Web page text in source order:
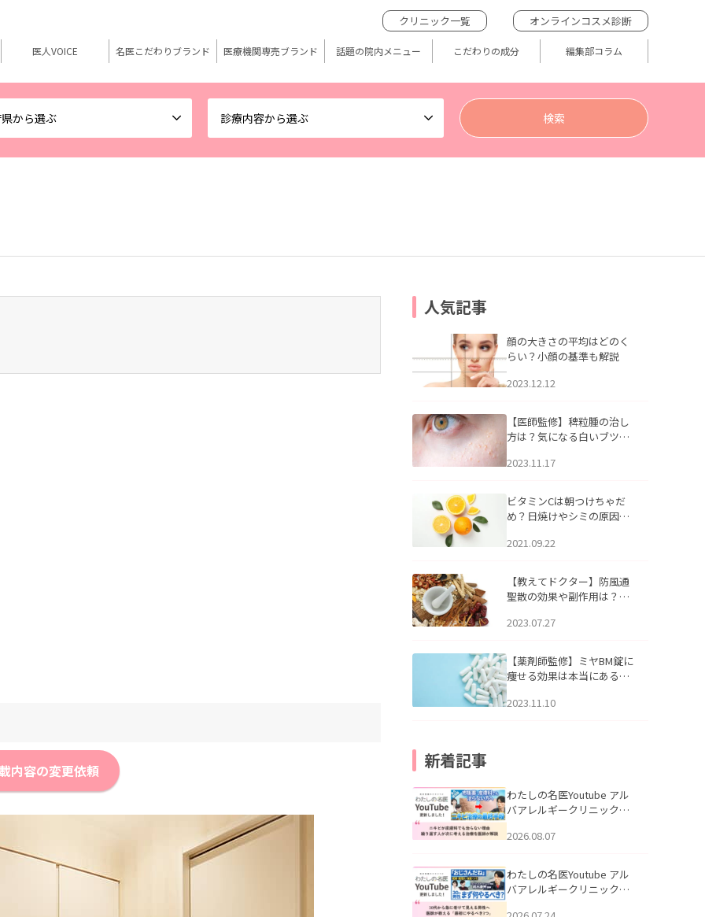
から選ぶ 診療内容から選ぶ
クリニック一覧 オンラインコスメ診断
医人VOICE 名医こだわりブランド 医療機関専売ブランド 話題の院内メニュー こだわりの成分 編集部コラム
内容の変更依頼
人気記事
顔の大きさの平均はどのく
らい？小顔の基準も解説
2023.12.12
【医師監修】稗粒腫の治し
方は？気になる白いブツブ
アについて
2023.11.17
ビタミンCは朝つけちゃだ
め？日焼けやシミの原因に
2021.09.22
【教えてドクター】防風通
聖散の効果や副作用は？長
2023.07.27
【薬剤師監修】ミヤBM錠に
痩せる効果は本当にある
2023.11.10
新着記事
わたしの名医Youtube アル
バアレルギークリニック札
らない理由｜繰り返す人が
説」を公開いたしました。
2026.08.07
わたしの名医Youtube アル
バアレルギークリニック札